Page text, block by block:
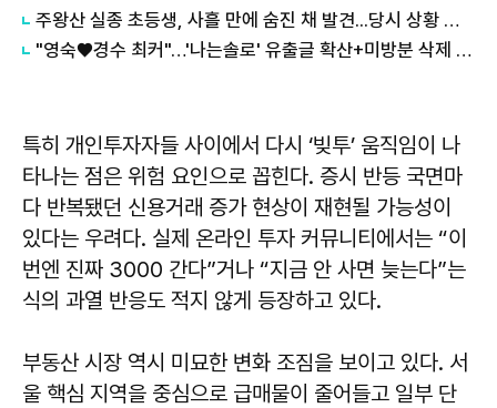
주왕산 실종 초등생, 사흘 만에 숨진 채 발견...당시 상황 보니
"영숙♥경수 최커"…'나는솔로' 유출글 확산+미방분 삭제 이유
특히 개인투자자들 사이에서 다시 ‘빚투’ 움직임이 나
타나는 점은 위험 요인으로 꼽힌다. 증시 반등 국면마
다 반복됐던 신용거래 증가 현상이 재현될 가능성이
있다는 우려다. 실제 온라인 투자 커뮤니티에서는 “이
번엔 진짜 3000 간다”거나 “지금 안 사면 늦는다”는
식의 과열 반응도 적지 않게 등장하고 있다.
부동산 시장 역시 미묘한 변화 조짐을 보이고 있다. 서
울 핵심 지역을 중심으로 급매물이 줄어들고 일부 단